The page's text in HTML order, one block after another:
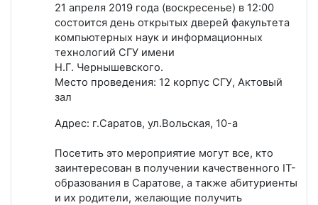
21 апреля 2019 года (воскресенье) в 12:00
состоится день открытых дверей факультета
компьютерных наук и информационных
технологий СГУ имени
Н.Г. Чернышевского.
Место проведения: 12 корпус СГУ, Актовый
зал
Адрес: г.Саратов, ул.Вольская, 10-а
Посетить это мероприятие могут все, кто
заинтересован в получении качественного IT-
образования в Саратове, а также абитуриенты
и их родители, желающие получить